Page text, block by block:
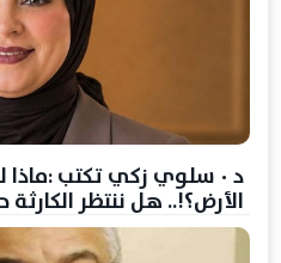
د ٠ سلوي زكي تكتب
الأرض؟!.. هل ننتظر